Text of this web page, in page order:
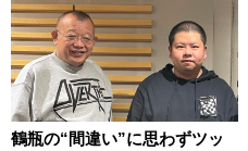
鶴瓶の“間違い”に思わずツッ